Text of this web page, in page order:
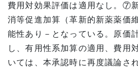
費用対効果評価は適用なし。⑦
消等促進加算（革新的新薬薬価
能性あり－となっている。原価
し、有用性系加算の適用、費用
いては、本承認時に再度議論さ